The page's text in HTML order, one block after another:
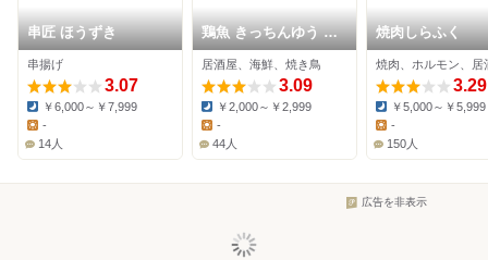
串匠 ほうずき
串揚げ
3.07
Dinner:
￥6,000～￥7,999
Lunch:
-
14人
鶏魚 きっちんゆう 八
尾店
居酒屋、海鮮、焼き鳥
3.09
Dinner:
￥2,000～￥2,999
Lunch:
-
44人
焼肉しらふく
焼肉、ホルモン、居
3.29
Dinner:
￥5,000～￥5,999
-
150人
広告を非表示